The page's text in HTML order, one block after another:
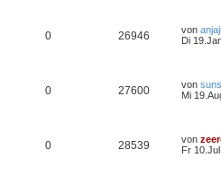
0 26946 von
Di
0 27600 von
Mi
0 28539 von
Fr